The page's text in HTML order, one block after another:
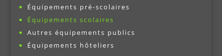
Équipements pré-scolaires
Équipements scolaires
Autres équipements publics
Équipements hôteliers